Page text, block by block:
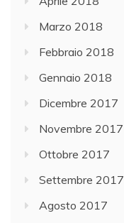
Marzo 2018
Febbraio 2018
Gennaio 2018
Dicembre 2017
Novembre 2017
Ottobre 2017
Settembre 2017
Agosto 2017